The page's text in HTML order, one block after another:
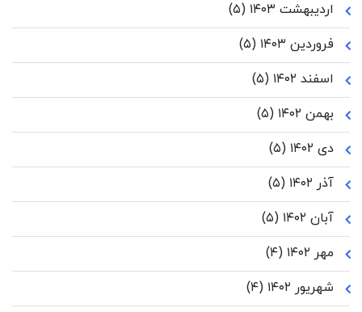
اردیبهشت ۱۴۰۳
(۵)
فروردین ۱۴۰۳
(۵)
اسفند ۱۴۰۲
(۵)
بهمن ۱۴۰۲
(۵)
دی ۱۴۰۲
(۵)
آذر ۱۴۰۲
(۵)
آبان ۱۴۰۲
(۵)
مهر ۱۴۰۲
(۴)
شهریور ۱۴۰۲
(۴)